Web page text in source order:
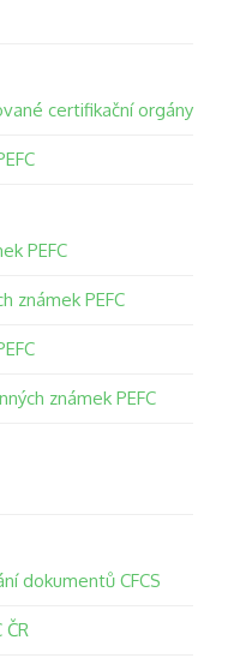
certifikační orgány
PEFC
známek PEFC
známek PEFC
dokumentů CFCS
ČR